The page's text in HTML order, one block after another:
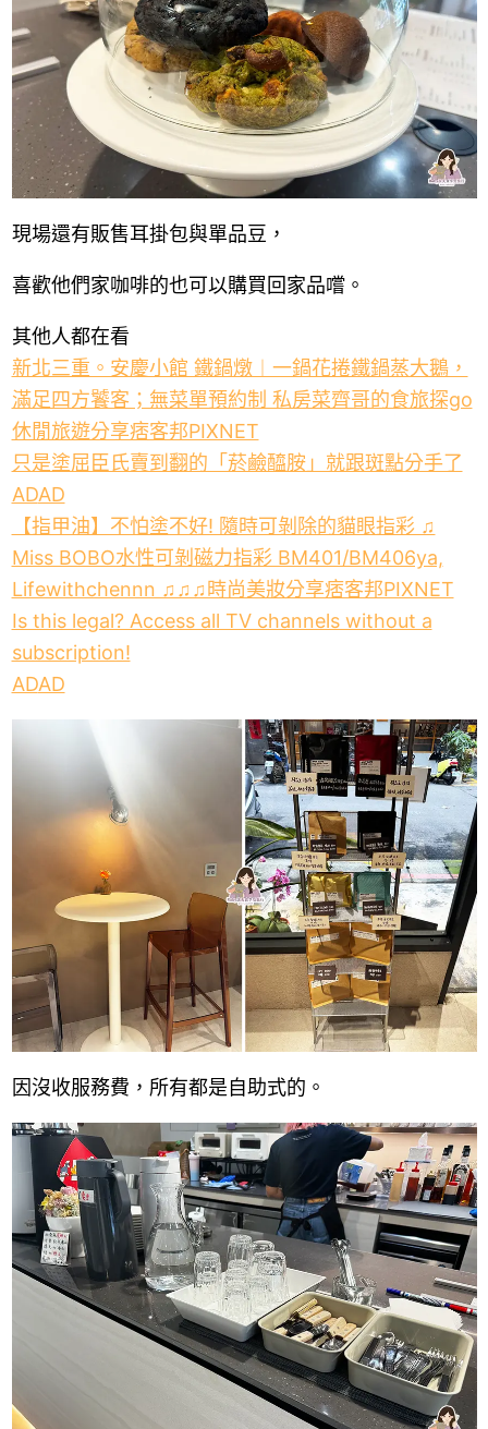
現場還有販售耳掛包與單品豆，
喜歡他們家咖啡的也可以購買回家品嚐。
其他人都在看
新北三重。安慶小館 鐵鍋燉︱一鍋花捲鐵鍋蒸大鵝，
滿足四方饕客；無菜單預約制 私房菜齊哥的食旅探go
休閒旅遊分享痞客邦PIXNET
只是塗屈臣氏賣到翻的「菸鹼醯胺」就跟斑點分手了
ADAD
【指甲油】不怕塗不好! 隨時可剝除的貓眼指彩 ♫
Miss BOBO水性可剝磁力指彩 BM401/BM406ya,
Lifewithchennn ♫♫♫時尚美妝分享痞客邦PIXNET
Is this legal? Access all TV channels without a
subscription!
ADAD
因沒收服務費，所有都是自助式的。